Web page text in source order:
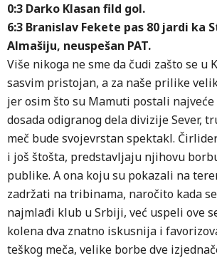
0:3 Darko Klasan fild gol.
6:3 Branislav Fekete pas 80 jardi ka
Almašiju, neuspešan PAT.
Više nikoga ne sme da čudi zašto se u
sasvim pristojan, a za naše prilike
jer osim što su Mamuti postali
dosada odigranog dela divizije Sever,
meč bude svojevrstan spektakl.
i još štošta, predstavljaju njihovu
publike. A ona koju su pokazali na
zadržati na tribinama, naročito kada
najmlađi klub u Srbiji, već uspeli ove
kolena dva znatno iskusnija i
teškog meča, velike borbe dve